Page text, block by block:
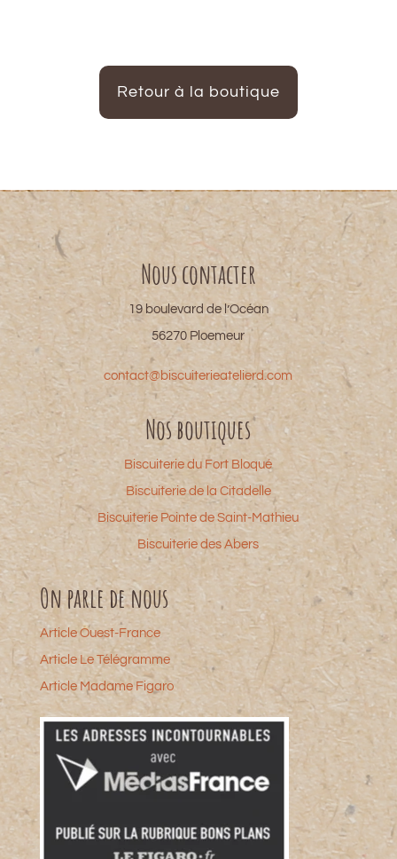
Retour à la boutique
Nous contacter
19 boulevard de l’Océan
56270 Ploemeur
contact@biscuiterieatelierd.com
Nos boutiques
Biscuiterie du Fort Bloqué
Biscuiterie de la Citadelle
Biscuiterie Pointe de Saint-Mathieu
Biscuiterie des Abers
On parle de nous
Article Ouest-France
Article Le Télégramme
Article Madame Figaro